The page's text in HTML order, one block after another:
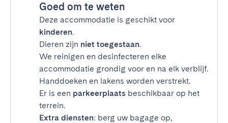
Goed om te weten
Deze accommodatie is geschikt voor
kinderen.
Dieren zijn niet toegestaan.
We reinigen en desinfecteren elke
accommodatie grondig voor en na elk verblijf.
Handdoeken en lakens worden verstrekt.
Er is een parkeerplaats beschikbaar op het
terrein.
Extra diensten: berg uw bagage op,